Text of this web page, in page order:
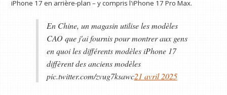
iPhone 17 en arrière-plan – y compris l'iPhone 17 Pro Max.
En Chine, un magasin utilise les modèles
CAO que j'ai fournis pour montrer aux gens
en quoi les différents modèles iPhone 17
diffèrent des anciens modèles
pic.twitter.com/zvug7ksawc21 avril 2025